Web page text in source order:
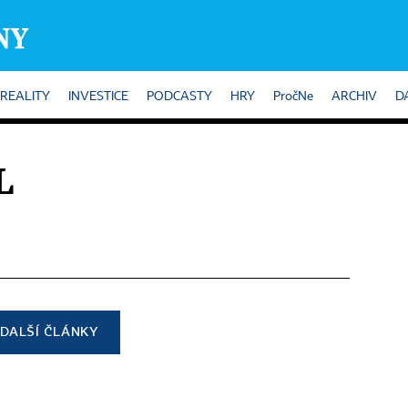
REALITY INVESTICE PODCASTY HRY PročNe ARCHIV
DALŠÍ ČLÁNKY